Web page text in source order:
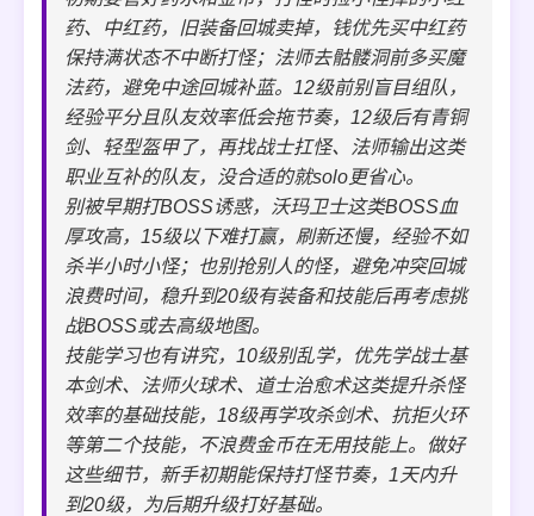
药、中红药，旧装备回城卖掉，钱优先买中红药
保持满状态不中断打怪；法师去骷髅洞前多买魔
法药，避免中途回城补蓝。12级前别盲目组队，
经验平分且队友效率低会拖节奏，12级后有青铜
剑、轻型盔甲了，再找战士扛怪、法师输出这类
职业互补的队友，没合适的就solo更省心。
别被早期打BOSS诱惑，沃玛卫士这类BOSS血
厚攻高，15级以下难打赢，刷新还慢，经验不如
杀半小时小怪；也别抢别人的怪，避免冲突回城
浪费时间，稳升到20级有装备和技能后再考虑挑
战BOSS或去高级地图。
技能学习也有讲究，10级别乱学，优先学战士基
本剑术、法师火球术、道士治愈术这类提升杀怪
效率的基础技能，18级再学攻杀剑术、抗拒火环
等第二个技能，不浪费金币在无用技能上。做好
这些细节，新手初期能保持打怪节奏，1天内升
到20级，为后期升级打好基础。